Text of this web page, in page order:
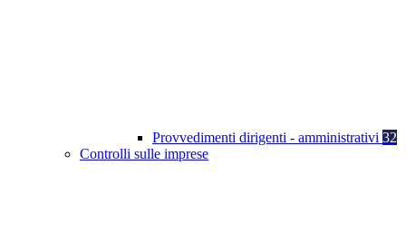
Provvedimenti dirigenti - amministrativi 32
Controlli sulle imprese